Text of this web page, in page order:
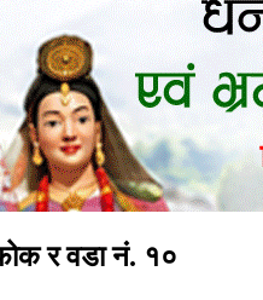
र वडा नं. १०